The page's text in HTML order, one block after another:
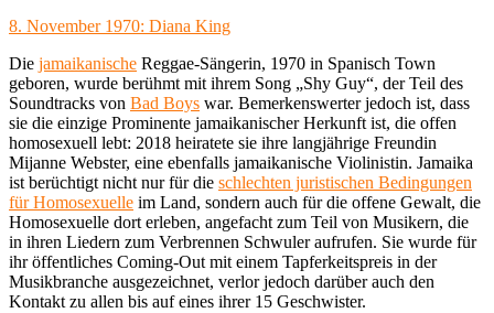
8. November 1970: Diana King
Die jamaikanische Reggae-Sängerin, 1970 in Spanisch Town
geboren, wurde berühmt mit ihrem Song „Shy Guy“, der Teil des
Soundtracks von Bad Boys war. Bemerkenswerter jedoch ist, dass
sie die einzige Prominente jamaikanischer Herkunft ist, die offen
homosexuell lebt: 2018 heiratete sie ihre langjährige Freundin
Mijanne Webster, eine ebenfalls jamaikanische Violinistin. Jamaika
ist berüchtigt nicht nur für die schlechten juristischen Bedingungen
für Homosexuelle im Land, sondern auch für die offene Gewalt, die
Homosexuelle dort erleben, angefacht zum Teil von Musikern, die
in ihren Liedern zum Verbrennen Schwuler aufrufen. Sie wurde für
ihr öffentliches Coming-Out mit einem Tapferkeitspreis in der
Musikbranche ausgezeichnet, verlor jedoch darüber auch den
Kontakt zu allen bis auf eines ihrer 15 Geschwister.